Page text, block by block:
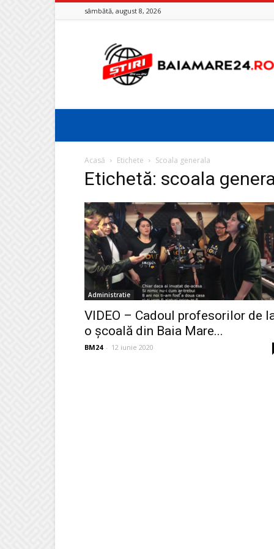
sâmbătă, august 8, 2026
Baia
Mare
24
Acasă Etichete Scoala generala
Etichetă: scoala
Administratie
VIDEO – Cadoul profesorilor de
o școală din Baia Mare...
BM24 - 12 iunie 2020